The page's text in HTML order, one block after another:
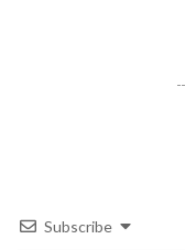
Subscribe